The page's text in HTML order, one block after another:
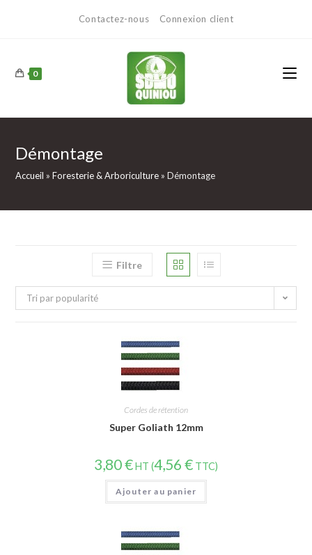
Contactez-nous Connexion client
0
Démontage
Accueil »Foresterie & Arboriculture »Démontage
Filtre
Tri par popularité
Cordes de rétention
Super Goliath 12mm
3,80€HT (4,56 € TTC)
Ajouter au panier